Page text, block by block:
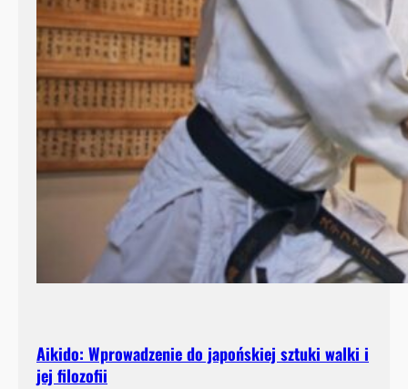
Aikido: Wprowadzenie do japońskiej sztuki walki i
jej filozofii